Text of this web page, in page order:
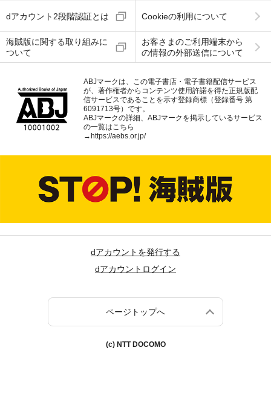
dアカウント2段階認証とは Cookieの利用について
海賊版に関する取り組みに
ついて
お客さまのご利用端末から
の情報の外部送信について
ABJマークは、この電子書店・電子書籍配信サービス
が、著作権者からコンテンツ使用許諾を得た正規版配
信サービスであることを示す登録商標（登録番号 第
6091713号）です。
ABJマークの詳細、ABJマークを掲示しているサービス
の一覧はこちら
→ https://aebs.or.jp/
dアカウントを発行する
dアカウントログイン
ページトップへ
(c) NTT DOCOMO